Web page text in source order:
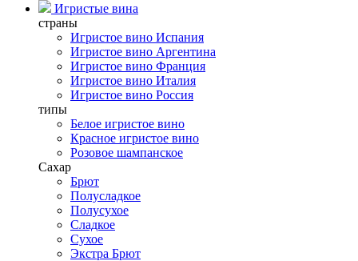
Игристые вина
страны
Игристое вино Испания
Игристое вино Аргентина
Игристое вино Франция
Игристое вино Италия
Игристое вино Россия
типы
Белое игристое вино
Красное игристое вино
Розовое шампанское
Сахар
Брют
Полусладкое
Полусухое
Сладкое
Сухое
Экстра Брют